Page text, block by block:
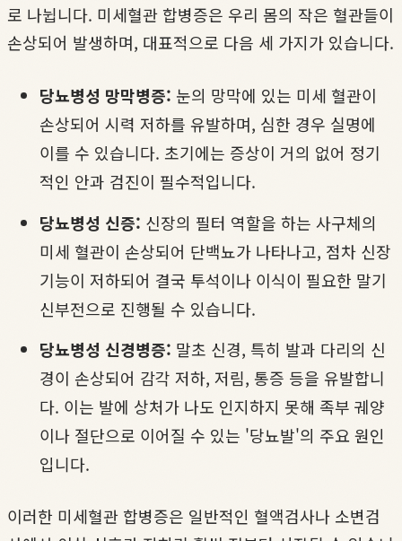
로 나뉩니다. 미세혈관 합병증은 우리 몸의 작은 혈관들이
손상되어 발생하며, 대표적으로 다음 세 가지가 있습니다.
당뇨병성 망막병증: 눈의 망막에 있는 미세 혈관이
손상되어 시력 저하를 유발하며, 심한 경우 실명에
이를 수 있습니다. 초기에는 증상이 거의 없어 정기
적인 안과 검진이 필수적입니다.
당뇨병성 신증: 신장의 필터 역할을 하는 사구체의
미세 혈관이 손상되어 단백뇨가 나타나고, 점차 신장
기능이 저하되어 결국 투석이나 이식이 필요한 말기
신부전으로 진행될 수 있습니다.
당뇨병성 신경병증: 말초 신경, 특히 발과 다리의 신
경이 손상되어 감각 저하, 저림, 통증 등을 유발합니
다. 이는 발에 상처가 나도 인지하지 못해 족부 궤양
이나 절단으로 이어질 수 있는 '당뇨발'의 주요 원인
입니다.
이러한 미세혈관 합병증은 일반적인 혈액검사나 소변검